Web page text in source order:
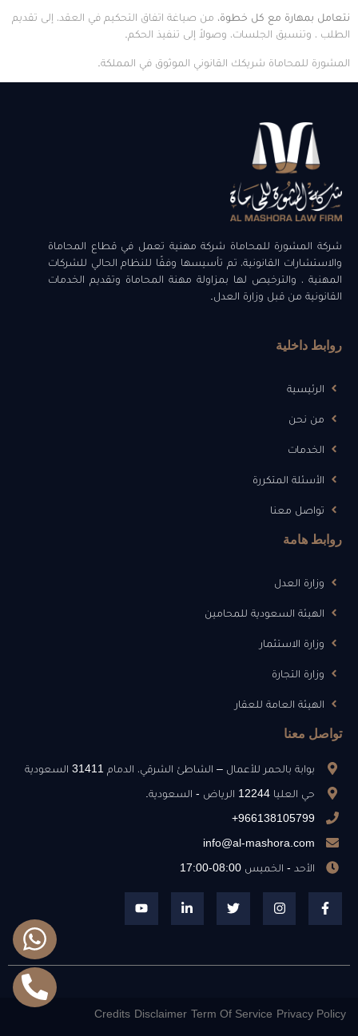
نتعامل بمهارة مع كل خطوة، من صياغة اتفاق التحكيم في العقد، إلى تقديم
الطلب ، وتنسيق الجلسات، وصولاً إلى تنفيذ الحكم.
المشورة للمحاماة شريكك القانوني الموثوق في المملكة.
شركة المشورة للمحاماة شركة مهنية تعمل في قطاع المحاماة
والاستشارات القانونية، تم تأسيسها وفقًا للنظام الحالي للشركات
المهنية ، والترخيص لها بمزاولة مهنة المحاماة وتقديم الخدمات
القانونية من قبل وزارة العدل.
روابط داخلية
الرئيسية
من نحن
الخدمات
الأسئلة المتكررة
تواصل معنا
روابط هامة
وزارة العدل
الهيئة السعودية للمحامين
وزارة الاستثمار
وزارة التجارة
الهيئة العامة للعقار
تواصل معنا
بوابة بالحمر للأعمال – الشاطئ الشرقي، الدمام 31411 السعودية
حي العليا 12244 الرياض - السعودية.
966138105799+
info@al-mashora.com
الأحد - الخميس 08:00-17:00
Privacy Policy
Term Of Service
Disclaimer
Credits